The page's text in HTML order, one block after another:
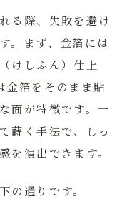
る際、失敗を避け
。まず、金箔には
けしふん）仕上
金箔をそのまま貼
面が特徴です。一
蒔く手法で、しっ
を演出できます。
の通りです。